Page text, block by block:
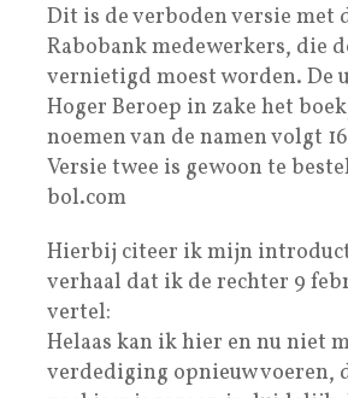
Dit is de verboden versie met
Rabobank medewerkers, die
vernietigd moest worden. De
Hoger Beroep in zake het
noemen van de namen volgt
Versie twee is gewoon te
bol.com
Hierbij citeer ik mijn
verhaal dat ik de rechter 9
vertel:
Helaas kan ik hier en nu niet
verdediging opnieuw voeren,